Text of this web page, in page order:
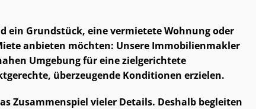
ein Grundstück, eine vermietete Wohnung oder
anbieten möchten: Unsere Im­mo­bi­li­en­mak­ler
Umgebung für eine zielgerichtete
überzeugende Konditionen erzielen.
Zusammenspiel vieler Details. Deshalb begleiten